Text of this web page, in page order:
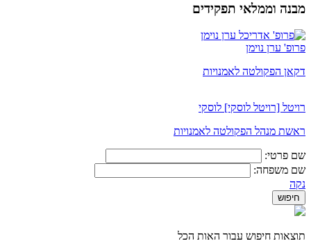
מבנה וממלאי תפקידים
פרופ' ערן נוימן
דקאן הפקולטה לאמנויות
רויטל [רויטל לוסקי] לוסקי
ראשת מנהל הפקולטה לאמנויות
שם פרטי:
שם משפחה:
נקה
תוצאות חיפוש עבור האות הכל